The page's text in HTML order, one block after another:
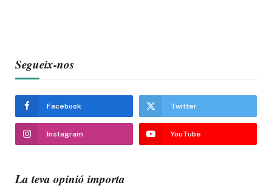
Segueix-nos
Facebook Twitter
Instagram YouTube
La teva opinió importa